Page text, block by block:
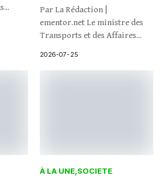
Par La Rédaction |
ementor.net Le ministre des
Transports et des Affaires...
2026-07-25
À LA UNE SOCIETE